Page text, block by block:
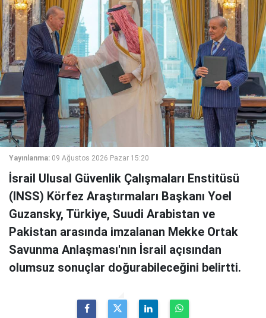
Yayınlanma: 09 Ağustos 2026 Pazar 15:20
İsrail Ulusal Güvenlik Çalışmaları Enstitüsü
(INSS) Körfez Araştırmaları Başkanı Yoel
Guzansky, Türkiye, Suudi Arabistan ve
Pakistan arasında imzalanan Mekke Ortak
Savunma Anlaşması'nın İsrail açısından
olumsuz sonuçlar doğurabileceğini belirtti.